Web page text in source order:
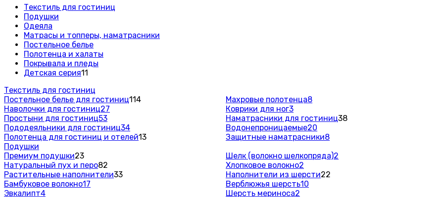
Текстиль для гостиниц
Подушки
Одеяла
Матрасы и топперы, наматрасники
Постельное белье
Полотенца и халаты
Покрывала и пледы
Детская серия11
Текстиль для гостиниц
Постельное белье для гостиниц114
Наволочки для гостиниц27
Простыни для гостиниц53
Пододеяльники для гостиниц34
Полотенца для гостиниц и отелей13
Махровые полотенца8
Коврики для ног3
Наматрасники для гостиниц38
Водонепроницаемые20
Защитные наматрасники8
Подушки
Премиум подушки23
Натуральный пух и перо82
Растительные наполнители33
Бамбуковое волокно17
Эвкалипт4
Шелк (волокно шелкопряда)2
Хлопковое волокно2
Наполнители из шерсти22
Верблюжья шерсть10
Шерсть мериноса2